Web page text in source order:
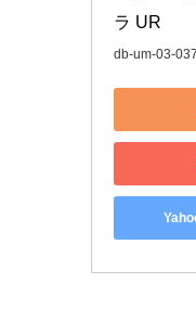
ラ UR
db-um-03-037